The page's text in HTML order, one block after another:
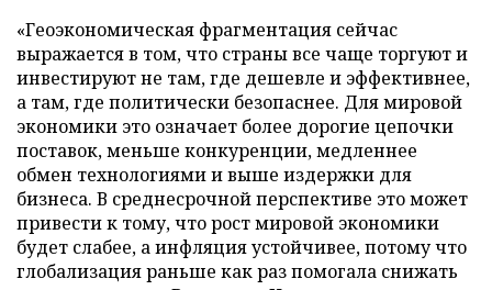
«Геоэкономическая фрагментация сейчас
выражается в том, что страны все чаще торгуют и
инвестируют не там, где дешевле и эффективнее,
а там, где политически безопаснее. Для мировой
экономики это означает более дорогие цепочки
поставок, меньше конкуренции, медленнее
обмен технологиями и выше издержки для
бизнеса. В среднесрочной перспективе это может
привести к тому, что рост мировой экономики
будет слабее, а инфляция устойчивее, потому что
глобализация раньше как раз помогала снижать